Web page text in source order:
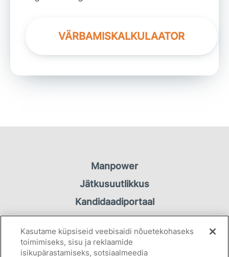
VÄRBAMISKALKULAATOR
Manpower
Jätkusuutlikkus
Kandidaadiportaal
Töötaja portaal
Kontakt
Kasutame küpsiseid veebisaidi nõuetekohaseks
toimimiseks, sisu ja reklaamide
isikupärastamiseks, sotsiaalmeedia